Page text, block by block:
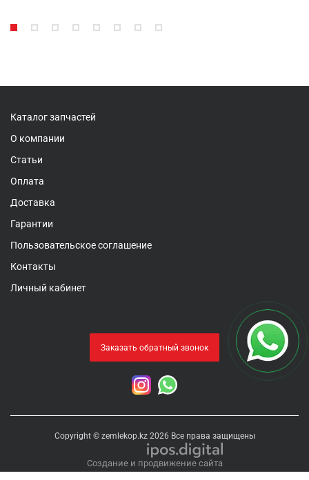
Каталог запчастей
О компании
Статьи
Оплата
Доставка
Гарантии
Пользовательское соглашение
Контакты
Личный кабинет
Заказать обратный звонок
Copyright © zemlekop.kz 2026 Все права защищены
Создание и продвижение сайта